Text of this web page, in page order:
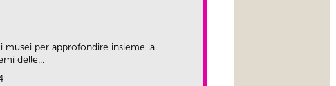
per approfondire insieme la
delle...